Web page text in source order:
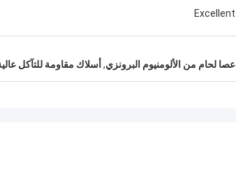
Excellent
عصا لحام من الألومنيوم البرونزي, أسلاك مقاومة للتآكل